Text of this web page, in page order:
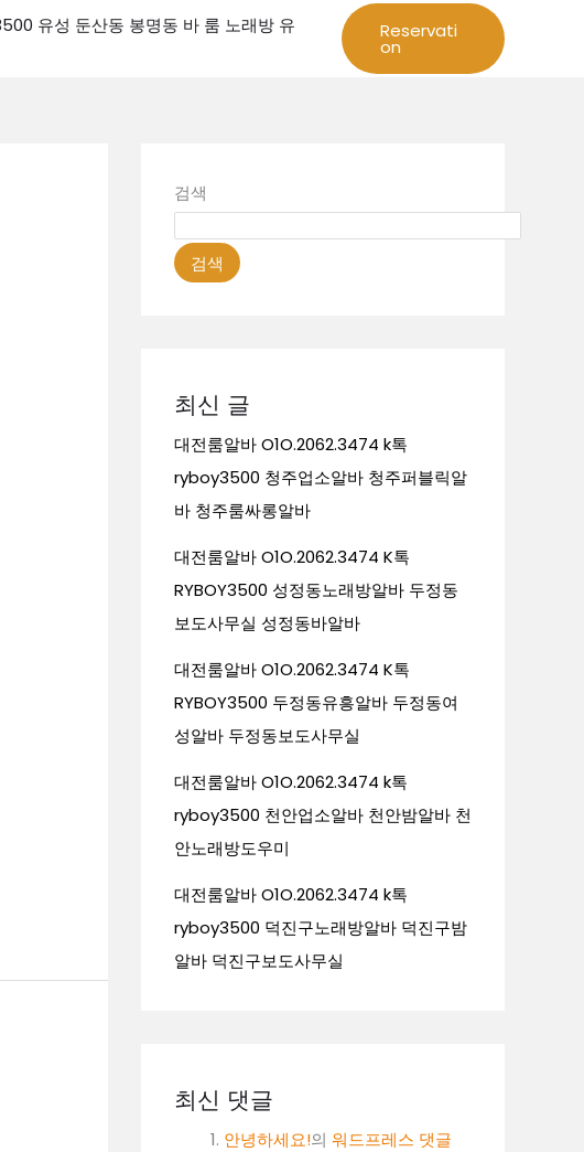
유성 둔산동 봉명동 바 룸 노래방 유
Reservati
on
검색
검색
최신 글
대전룸알바 O1O.2062.3474 k톡
ryboy3500 청주업소알바 청주퍼블릭알
바 청주룸싸롱알바
대전룸알바 O1O.2062.3474 K톡
RYBOY3500 성정동노래방알바 두정동
보도사무실 성정동바알바
대전룸알바 O1O.2062.3474 K톡
RYBOY3500 두정동유흥알바 두정동여
성알바 두정동보도사무실
대전룸알바 O1O.2062.3474 k톡
ryboy3500 천안업소알바 천안밤알바 천
안노래방도우미
대전룸알바 O1O.2062.3474 k톡
ryboy3500 덕진구노래방알바 덕진구밤
알바 덕진구보도사무실
최신 댓글
안녕하세요!의 워드프레스 댓글